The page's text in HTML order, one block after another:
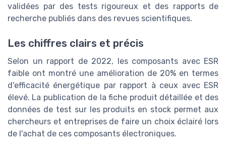
validées par des tests rigoureux et des rapports de
recherche publiés dans des revues scientifiques.
Les chiffres clairs et précis
Selon un rapport de 2022, les composants avec ESR
faible ont montré une amélioration de 20% en termes
d'efficacité énergétique par rapport à ceux avec ESR
élevé. La publication de la fiche produit détaillée et des
données de test sur les produits en stock permet aux
chercheurs et entreprises de faire un choix éclairé lors
de l'achat de ces composants électroniques.